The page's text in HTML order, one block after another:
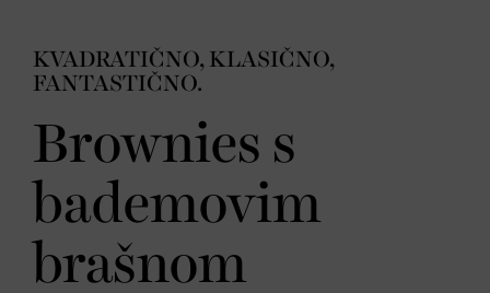
KVADRATIČNO, KLASIČNO,
FANTASTIČNO.
Brownies s
bademovim
brašnom